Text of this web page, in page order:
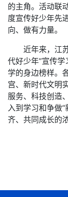
的主角。活动联
度宣传好少年先
向、做有力量。
近年来，江苏
代好少年”宣传
学的身边榜样。
宫、新时代文明
服务、科技创造
入到学习和争做
齐、共同成长的